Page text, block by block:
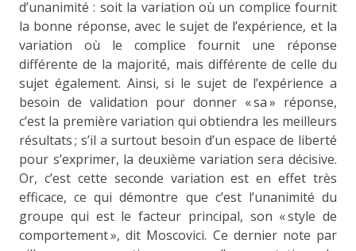
d’unanimité : soit la variation où un complice fournit
la bonne réponse, avec le sujet de l’expérience, et la
variation où le complice fournit une réponse
différente de la majorité, mais différente de celle du
sujet également. Ainsi, si le sujet de l’expérience a
besoin de validation pour donner « sa » réponse,
c’est la première variation qui obtiendra les meilleurs
résultats ; s’il a surtout besoin d’un espace de liberté
pour s’exprimer, la deuxième variation sera décisive.
Or, c’est cette seconde variation est en effet très
efficace, ce qui démontre que c’est l’unanimité du
groupe qui est le facteur principal, son « style de
comportement », dit Moscovici. Ce dernier note par